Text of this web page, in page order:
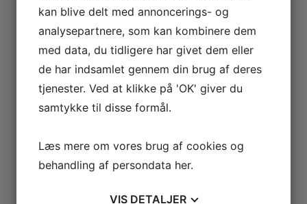
Se hele udvalget af Güde og Rotwerk maskiner
til professionelt brug.
GÅ TIL MASKINER ›
kan blive delt med annoncerings- og
analysepartnere, som kan kombinere dem
med data, du tidligere har givet dem eller
de har indsamlet gennem din brug af deres
tjenester. Ved at klikke på 'OK' giver du
samtykke til disse formål.
Læs mere om vores brug af cookies og
behandling af persondata her.
VIS DETALJER